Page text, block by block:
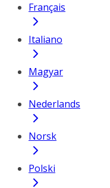
Français
Italiano
Magyar
Nederlands
Norsk
Polski